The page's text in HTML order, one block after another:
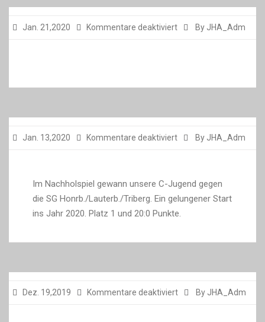
Die
Jugend
Südbadenliga
Jan. 21,2020 Kommentare deaktiviertfür By JHA_Adm
Jan. 13,2020 Kommentare deaktiviertfür By JHA_Adm
Im Nachholspiel gewann unsere C-Jugend gegen
die SG Honrb./Lauterb./Triberg. Ein gelungener Start
ins Jahr 2020. Platz 1 und 20:0 Punkte.
Dez. 19,2019 Kommentare deaktiviertfür By JHA_Adm